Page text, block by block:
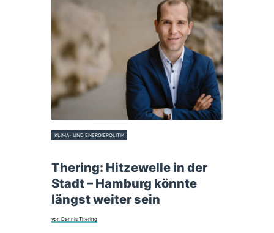
KLIMA- UND ENERGIEPOLITIK
Thering: Hitzewelle in der
Stadt – Hamburg könnte
längst weiter sein
von Dennis Thering